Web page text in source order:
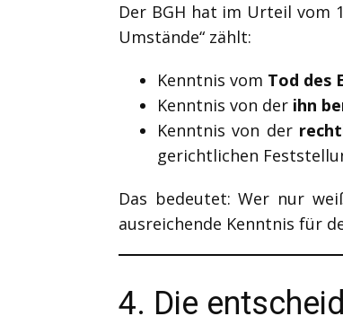
Der BGH hat im Urteil vom
Umstände“ zählt:
Kenntnis vom Tod des
Kenntnis von der ihn
Kenntnis von der
gerichtlichen
Das bedeutet: Wer nur
ausreichende Kenntnis für
4. Die